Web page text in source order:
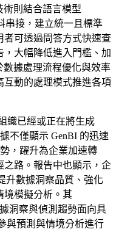
術則結合語言模型
串接，建立統一且標準
者可透過問答方式快速查
大幅降低進入門檻、加
數據處理流程優化與效率
動的處理模式推進各項
織已經或正在將生成
不僅顯示 GenBI 的迅速
，躍升為企業加速轉
之路。報告中也顯示，企
升數據洞察品質、強化
境模擬分析。其
洞察與偵測趨勢面向具
與預測與情境分析進行